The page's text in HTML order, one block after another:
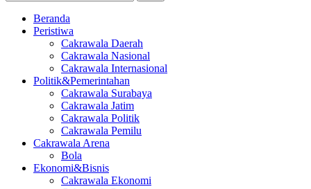
Beranda
Peristiwa
Cakrawala Daerah
Cakrawala Nasional
Cakrawala Internasional
Politik&Pemerintahan
Cakrawala Surabaya
Cakrawala Jatim
Cakrawala Politik
Cakrawala Pemilu
Cakrawala Arena
Bola
Ekonomi&Bisnis
Cakrawala Ekonomi